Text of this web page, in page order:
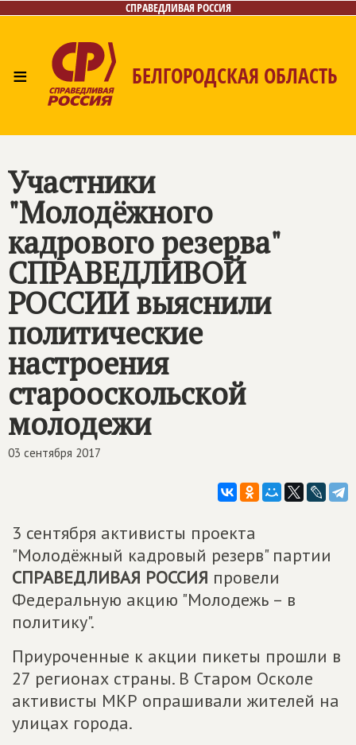
СПРАВЕДЛИВАЯ РОССИЯ
≡ БЕЛГОРОДСКАЯ ОБЛАСТЬ
Участники
"Молодёжного
кадрового резерва"
СПРАВЕДЛИВОЙ
РОССИИвыяснили
политические
настроения
старооскольской
молодежи
03 сентября 2017
3 сентября активисты проекта
"Молодёжный кадровый резерв" партии
СПРАВЕДЛИВАЯ РОССИЯ провели
Федеральную акцию "Молодежь – в
политику".
Приуроченные к акции пикеты прошли в
27 регионах страны. В Старом Осколе
активисты МКР опрашивали жителей на
улицах города.